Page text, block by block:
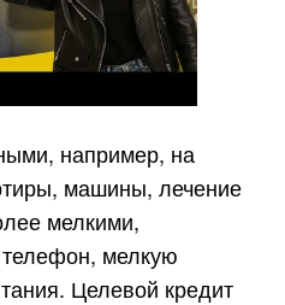
например, на
машины, лечение
мелкими,
мелкую
Целевой кредит